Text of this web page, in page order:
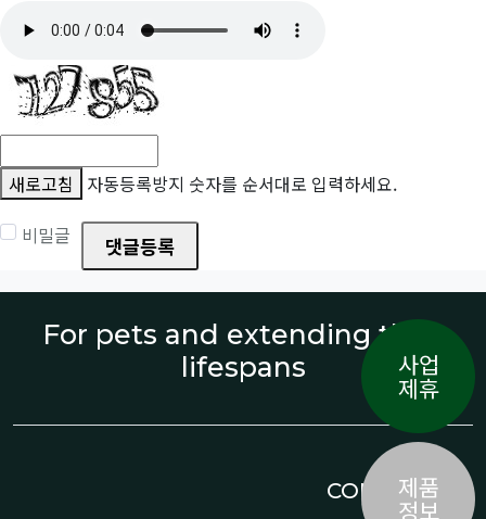
새로고침
자동등록방지 숫자를 순서대로 입력하세요.
비밀글
댓글등록
For pets and extending their
lifespans
CONTACT US
사업
제휴
제품
정보